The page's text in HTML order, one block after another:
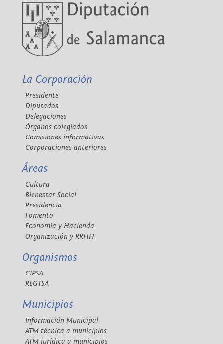
La Corporación
Presidente
Diputados
Delegaciones
Órganos colegiados
Comisiones informativas
Corporaciones anteriores
Áreas
Cultura
Bienestar Social
Presidencia
Fomento
Economía y Hacienda
Organización y RRHH
Organismos
CIPSA
REGTSA
Municipios
Información Municipal
ATM técnica a municipios
ATM jurídica a municipios